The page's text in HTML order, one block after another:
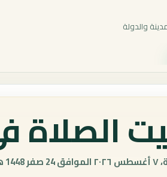
والدولة
الصلاة